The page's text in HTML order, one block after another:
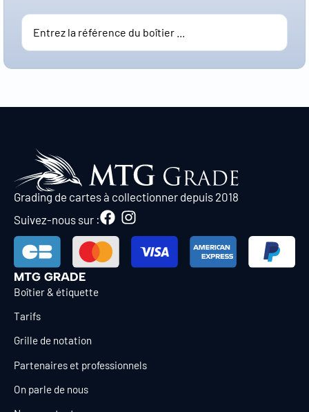
Grading de cartes à collectionner depuis 2018
Suivez-nous sur :
MTG GRADE
Boîtier & étiquette
Tarifs
Grille de notation
Partenaires et professionnels
On parle de nous